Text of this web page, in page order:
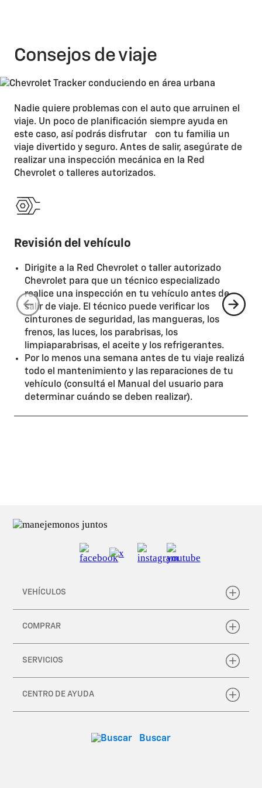
Consejos de viaje
Nadie quiere problemas con el auto que arruinen el
viaje. Un poco de planificación siempre ayuda en
este caso, así podrás disfrutar con tu familia un
viaje divertido y seguro. Antes de salir, asegúrate de
realizar una inspección mecánica en la Red
Chevrolet o talleres autorizados.​
Revisión del vehículo
Dirigite a la Red Chevrolet o taller autorizado
Chevrolet para que un técnico especializado
realice una inspección en tu vehículo antes de
salir de viaje. El técnico puede verificar los
cinturones de seguridad, las mangueras, los
frenos, las luces, los parabrisas, los
limpiaparabrisas, el aceite y los refrigerantes.
Por lo menos una semana antes de tu viaje realizá
todo el mantenimiento y las reparaciones de tu
vehículo (consultá el Manual del usuario para
determinar cuándo se deben realizar).